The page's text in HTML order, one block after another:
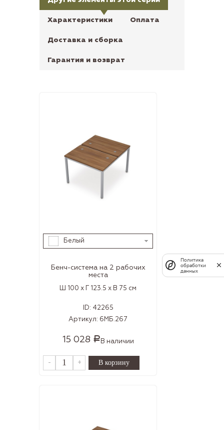
Характеристики Оплата
Доставка и сборка
Гарантия и возврат
Белый
Бенч-система на 2 рабочих
места
Ш 100 x Г 123.5 x В 75 см
ID: 42265
Артикул: 6МБ.267
15 028 Р В наличии
- +
Политика
обработки
данных